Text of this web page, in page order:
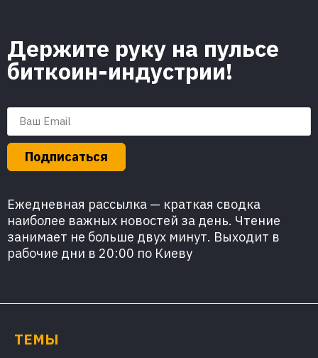
Держите руку на пульсе
биткоин-индустрии!
Подписаться
Ежедневная рассылка — краткая сводка
наиболее важных новостей за день. Чтение
занимает не больше двух минут. Выходит в
рабочие дни в 20:00 по Киеву
ТЕМЫ